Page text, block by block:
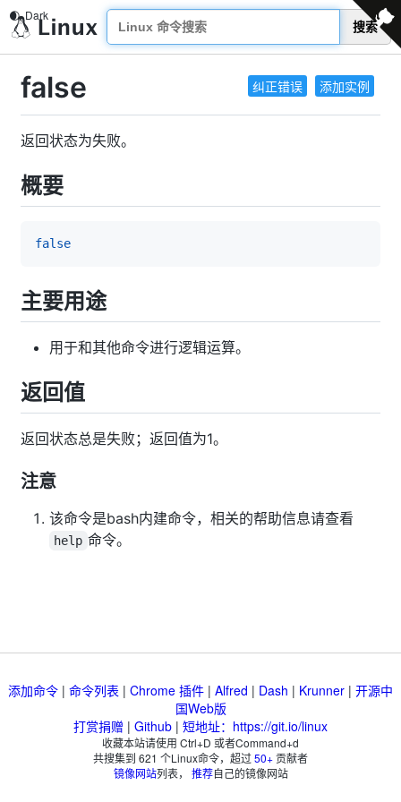
搜索
纠正错误 添加实例
false
返回状态为失败。
概要
false
主要用途
用于和其他命令进行逻辑运算。
返回值
返回状态总是失败；返回值为1。
注意
该命令是bash内建命令，相关的帮助信息请查看
help 命令。
添加命令 | 命令列表 | Chrome 插件 | Alfred | Dash | Krunner | 开源中
国Web版
打赏捐赠 | Github | 短地址：https://git.io/linux
收藏本站请使用 Ctrl+D 或者Command+d
共搜集到 621 个Linux命令，超过50+贡献者
镜像网站列表， 推荐自己的镜像网站